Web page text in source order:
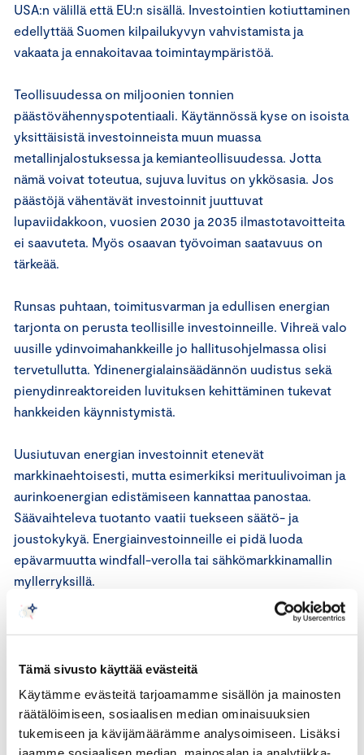
Tämä sivusto käyttää evästeitä
Käytämme evästeitä tarjoamamme sisällön ja mainosten
räätälöimiseen, sosiaalisen median ominaisuuksien
tukemiseen ja kävijämäärämme analysoimiseen. Lisäksi
USA:n välillä että EU:n sisällä. Investointien kotiuttaminen
edellyttää Suomen kilpailukyvyn vahvistamista ja
vakaata ja ennakoitavaa toimintaympäristöä.
Teollisuudessa on miljoonien tonnien
päästövähennyspotentiaali. Käytännössä kyse on isoista
yksittäisistä investoinneista muun muassa
metallinjalostuksessa ja kemianteollisuudessa. Jotta
nämä voivat toteutua, sujuva luvitus on ykkösasia. Jos
päästöjä vähentävät investoinnit juuttuvat
lupaviidakkoon, vuosien 2030 ja 2035 ilmastotavoitteita
ei saavuteta. Myös osaavan työvoiman saatavuus on
tärkeää.
Runsas puhtaan, toimitusvarman ja edullisen energian
tarjonta on perusta teollisille investoinneille. Vihreä valo
uusille ydinvoimahankkeille jo hallitusohjelmassa olisi
tervetullutta. Ydinenergialainsäädännön uudistus sekä
pienydinreaktoreiden luvituksen kehittäminen tukevat
hankkeiden käynnistymistä.
Uusiutuvan energian investoinnit etenevät
markkinaehtoisesti, mutta esimerkiksi merituulivoiman ja
aurinkoenergian edistämiseen kannattaa panostaa.
Säävaihteleva tuotanto vaatii tuekseen säätö- ja
joustokykyä. Energiainvestoinneille ei pidä luoda
epävarmuutta windfall-verolla tai sähkömarkkinamallin
myllerryksillä.
Kotimaan toimien ohella hallitusohjelmaan kannattaa
osaamisen avulla voidaan saavuttaa kokoamme
suuremmat päästövähennykset maailmalla ja tuoda
Suomeen vientituloja ja työpaikkoja. Vahva poliittinen
tavoite ohjaa ja jäsentää tekemistä.
Hiilineutraaliustavoitteen rinnalle on nostettava tavoite